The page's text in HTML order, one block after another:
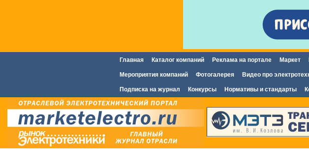
Главное меню
Главная Каталог компаний Реклама на портале Маркет
Мероприятия компаний Фотогалерея Видео про
Подписка на журнал Конкурсы Нормативы и стандарты